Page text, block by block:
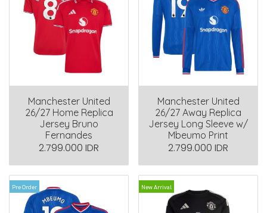
Manchester United
26/27 Home Replica
Jersey Bruno
Fernandes
2.799.000 IDR
Manchester United
26/27 Away Replica
Jersey Long Sleeve w/
Mbeumo Print
2.799.000 IDR
Pre Order New Arrival